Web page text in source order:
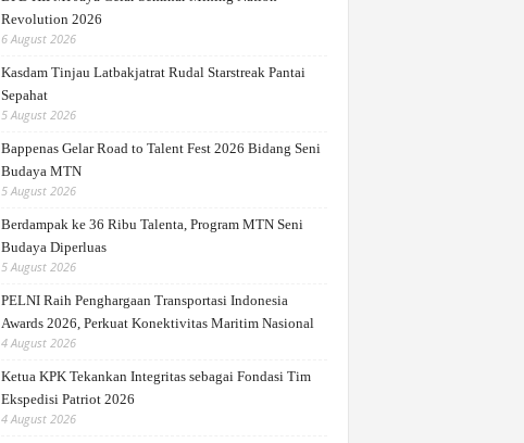
Revolution 2026
6 August 2026
Kasdam Tinjau Latbakjatrat Rudal Starstreak Pantai
Sepahat
5 August 2026
Bappenas Gelar Road to Talent Fest 2026 Bidang Seni
Budaya MTN
5 August 2026
Berdampak ke 36 Ribu Talenta, Program MTN Seni
Budaya Diperluas
5 August 2026
PELNI Raih Penghargaan Transportasi Indonesia
Awards 2026, Perkuat Konektivitas Maritim Nasional
4 August 2026
Ketua KPK Tekankan Integritas sebagai Fondasi Tim
Ekspedisi Patriot 2026
4 August 2026